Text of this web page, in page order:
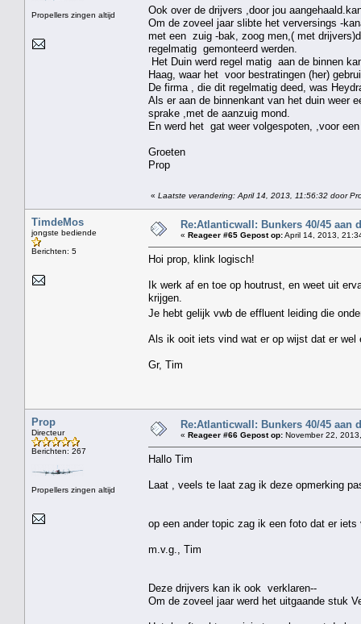
Propellers zingen altijd
Ook over de drijvers ,door jou
Om de zoveel jaar slibte het verversings -
met een zuig -bak, zoog men,( met
regelmatig gemonteerd werden.
Het Duin werd regel matig aan de binnen
Haag, waar het voor bestratingen (her)
De firma , die dit regelmatig deed, was
Als er aan de binnenkant van het duin weer
sprake ,met de aanzuig mond.
En werd het gat weer volgespoten, ,voor een
Groeten
Prop
« Laatste verandering: April 14, 2013, 11:56:32 door
TimdeMos
jongste bediende
Berichten: 5
Re:Atlanticwall: Bunkers 40/45 aan
« Reageer #65 Gepost op:April 14, 2013,
Hoi prop, klink logisch!
Ik werk af en toe op houtrust, en weet uit
krijgen.
Je hebt gelijk vwb de effluent leiding die
Als ik ooit iets vind wat er op wijst dat er wel
Gr, Tim
Prop
Directeur
Berichten: 267
Propellers zingen altijd
Re:Atlanticwall: Bunkers 40/45 aan
« Reageer #66 Gepost op: November 22,
Hallo Tim
Laat , veels te laat zag ik deze opmerking
op een ander topic zag ik een foto dat er
m.v.g., Tim
Deze drijvers kan ik ook verklaren--
Om de zoveel jaar werd het uitgaande stuk